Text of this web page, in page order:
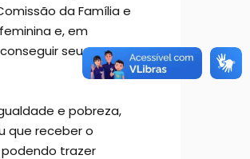
da Família e
e, em
seu
e pobreza,
que receber o
trazer